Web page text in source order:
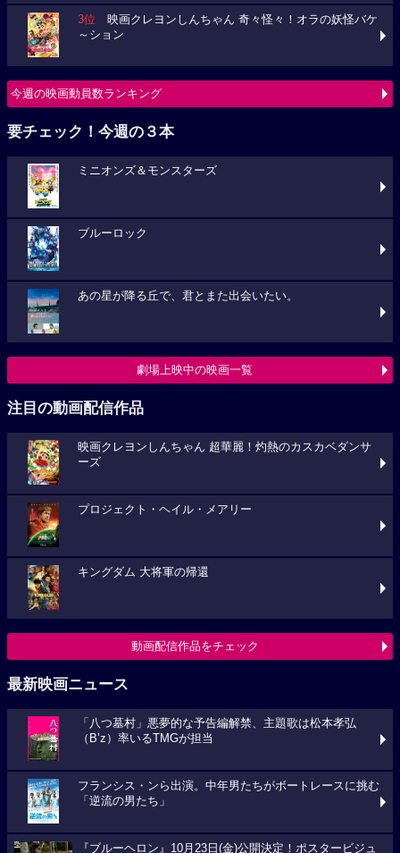
3位 映画クレヨンしんちゃん 奇々怪々！オラの妖怪バケ
～ション
今週の映画動員数ランキング
要チェック！今週の３本
ミニオンズ＆モンスターズ
ブルーロック
あの星が降る丘で、君とまた出会いたい。
劇場上映中の映画一覧
注目の動画配信作品
映画クレヨンしんちゃん 超華麗！灼熱のカスカベダンサ
ーズ
プロジェクト・ヘイル・メアリー
キングダム 大将軍の帰還
動画配信作品をチェック
最新映画ニュース
「八つ墓村」悪夢的な予告編解禁、主題歌は松本孝弘
（B’z）率いるTMGが担当
フランシス・ンら出演。中年男たちがボートレースに挑む
「逆流の男たち」
『ブルーヘロン』10月23日(金)公開決定！ポスタービジュ